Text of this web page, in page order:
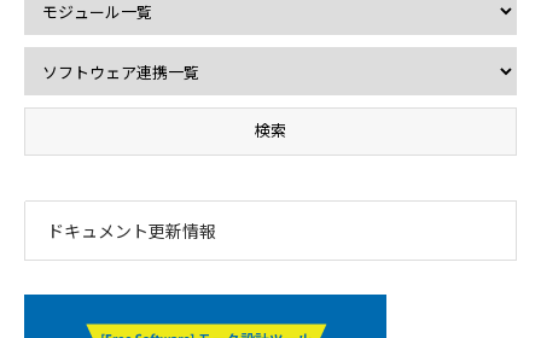
ドキュメント更新情報